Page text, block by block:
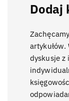
Dodaj
artykułów.
dyskusje z